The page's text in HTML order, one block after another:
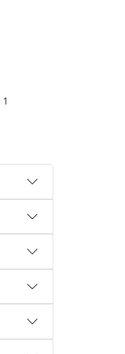
1